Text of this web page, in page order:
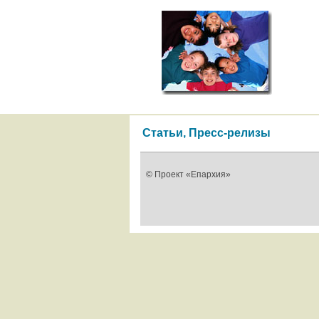
Статьи, Пресс-релизы
© Проект «Епархия»